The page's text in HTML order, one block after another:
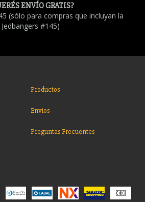
ENVÍO GRATIS?
(sólo para compras que incluyan la
Jedbangers #145)
Productos
Envios
Preguntas Frecuentes